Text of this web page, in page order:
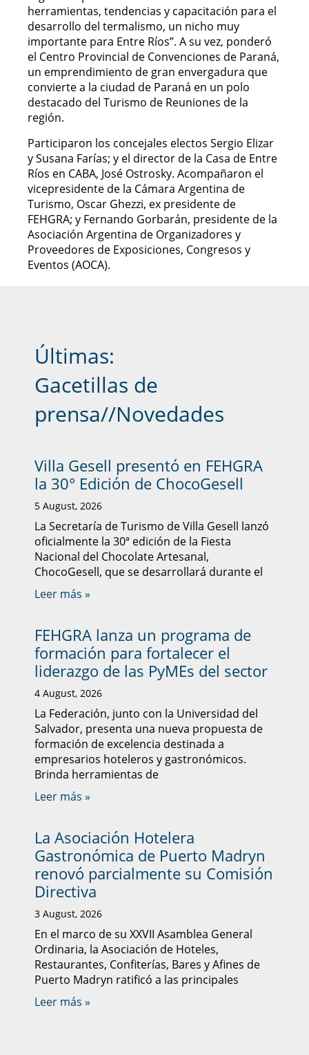
herramientas, tendencias y capacitación para el
desarrollo del termalismo, un nicho muy
importante para Entre Ríos”. A su vez, ponderó
el Centro Provincial de Convenciones de Paraná,
un emprendimiento de gran envergadura que
convierte a la ciudad de Paraná en un polo
destacado del Turismo de Reuniones de la
región.
Participaron los concejales electos Sergio Elizar
y Susana Farías; y el director de la Casa de Entre
Ríos en CABA, José Ostrosky. Acompañaron el
vicepresidente de la Cámara Argentina de
Turismo, Oscar Ghezzi, ex presidente de
FEHGRA; y Fernando Gorbarán, presidente de la
Asociación Argentina de Organizadores y
Proveedores de Exposiciones, Congresos y
Eventos (AOCA).
Últimas:
Gacetillas de
prensa//Novedades
Villa Gesell presentó en FEHGRA
la 30° Edición de ChocoGesell
5 August, 2026
La Secretaría de Turismo de Villa Gesell lanzó
oficialmente la 30ª edición de la Fiesta
Nacional del Chocolate Artesanal,
ChocoGesell, que se desarrollará durante el
Leer más »
FEHGRA lanza un programa de
formación para fortalecer el
liderazgo de las PyMEs del sector
4 August, 2026
La Federación, junto con la Universidad del
Salvador, presenta una nueva propuesta de
formación de excelencia destinada a
empresarios hoteleros y gastronómicos.
Brinda herramientas de
Leer más »
La Asociación Hotelera
Gastronómica de Puerto Madryn
renovó parcialmente su Comisión
Directiva
3 August, 2026
En el marco de su XXVII Asamblea General
Ordinaria, la Asociación de Hoteles,
Restaurantes, Confiterías, Bares y Afines de
Puerto Madryn ratificó a las principales
Leer más »